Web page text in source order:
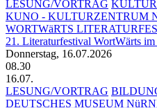
LESUNG/VORTRAG KULTUR
KUNO - KULTURZENTRUM
WORTWäRTS
21. Literaturfestival WortWärts
Donnerstag, 16.07.2026
08.30
16.07.
LESUNG/VORTRAG
DEUTSCHES MUSEUM